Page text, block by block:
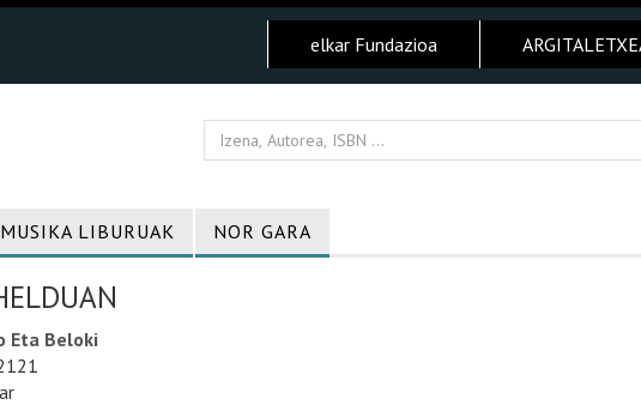
elkar Fundazioa
MUSIKA LIBURUAK NOR GARA
Eta Beloki